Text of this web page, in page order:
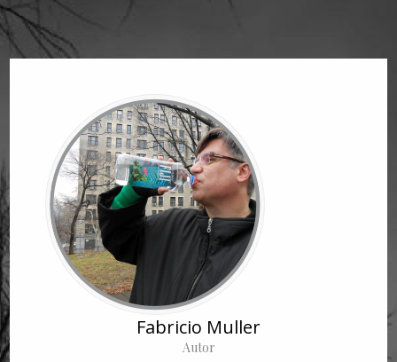
Fabricio Muller
Autor